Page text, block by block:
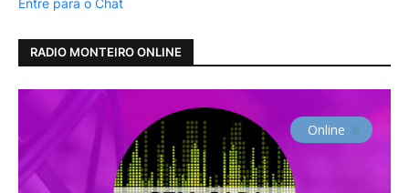
RADIO MONTEIRO ONLINE